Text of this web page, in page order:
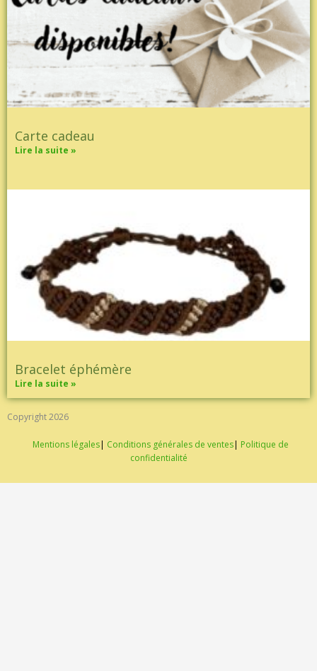
Carte cadeau
Lire la suite »
Bracelet éphémère
Lire la suite »
Copyright 2026
Mentions légales| Conditions générales de ventes| Politique de
confidentialité